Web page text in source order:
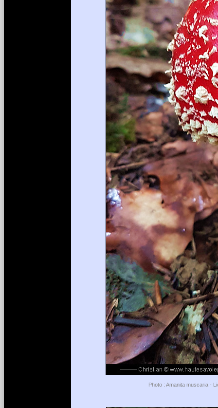
Photo : Amanita muscaria -